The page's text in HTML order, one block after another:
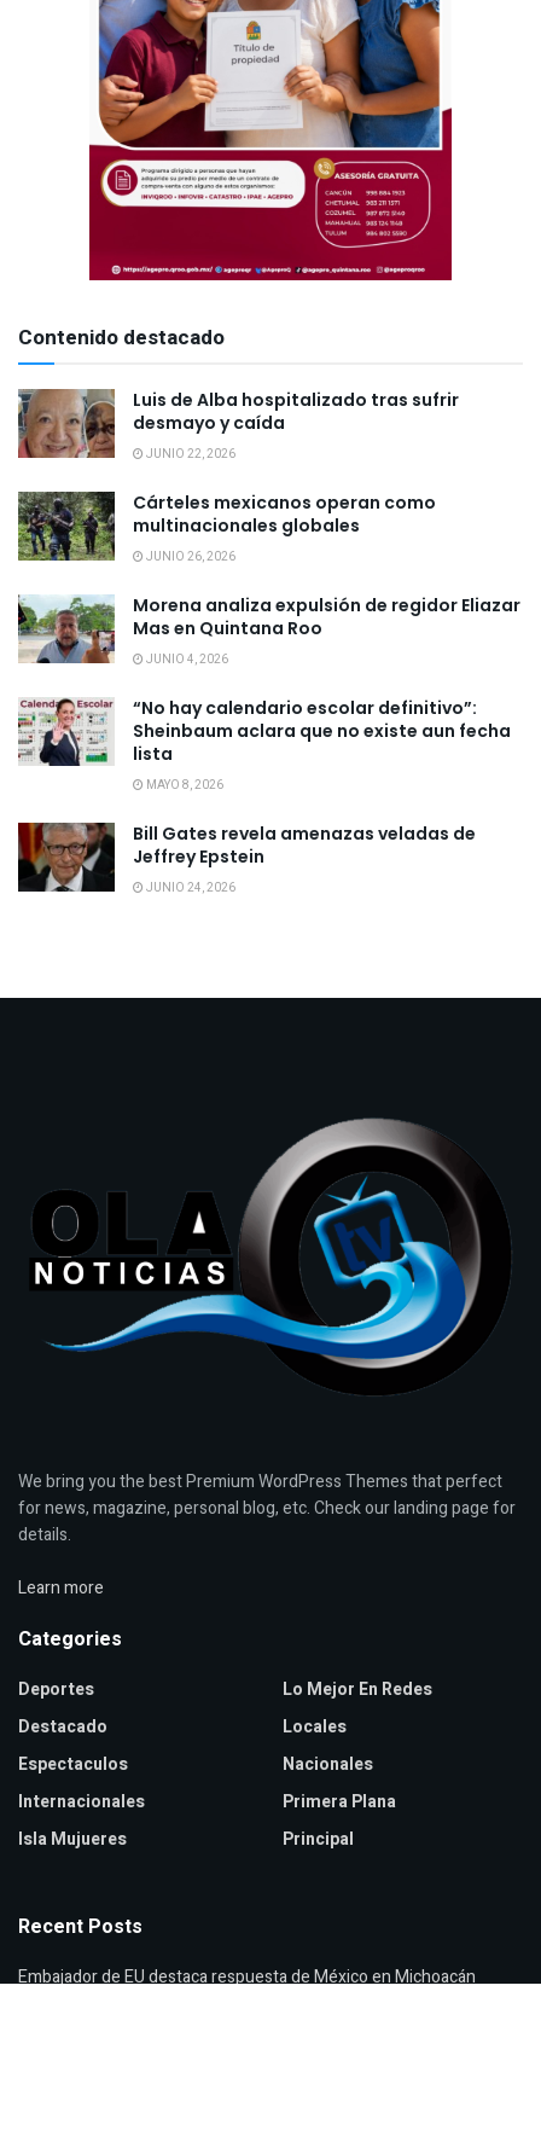
Contenido destacado
Luis de Alba hospitalizado tras sufrir
desmayo y caída
JUNIO 22, 2026
Cárteles mexicanos operan como
multinacionales globales
JUNIO 26, 2026
Morena analiza expulsión de regidor Eliazar
Mas en Quintana Roo
JUNIO 4, 2026
“No hay calendario escolar definitivo”:
Sheinbaum aclara que no existe aun fecha
lista
MAYO 8, 2026
Bill Gates revela amenazas veladas de
Jeffrey Epstein
JUNIO 24, 2026
We bring you the best Premium WordPress Themes that perfect
for news, magazine, personal blog, etc. Check our landing page for
details.
Learn more
Categories
Deportes
Destacado
Espectaculos
Internacionales
Isla Mujueres
Lo Mejor En Redes
Locales
Nacionales
Primera Plana
Principal
Recent Posts
Embajador de EU destaca respuesta de México en Michoacán